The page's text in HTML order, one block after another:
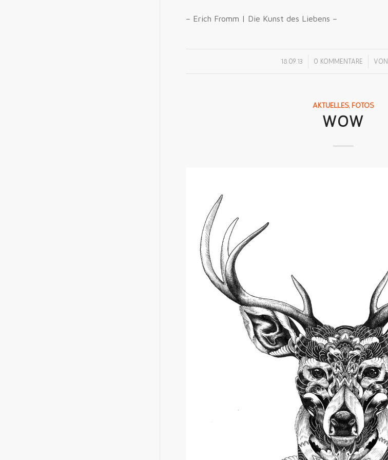
– Erich Fromm | Die Kunst des Liebens –
18.09.13 0 KOMMENTARE
/ VON
AKTUELLES, FOTOS
WOW